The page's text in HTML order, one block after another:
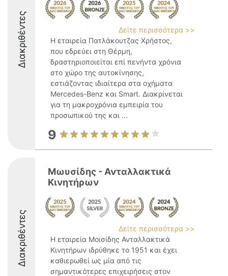
Διακριθέντες
Δείτε περισσότερα >>
Η εταιρεία Πατλάκουτζας Χρήστος,
που εδρεύει στη Θέρμη,
δραστηριοποιείται επί πενήντα χρόνια
στο χώρο της αυτοκίνησης,
εστιάζοντας ιδιαίτερα στα οχήματα
Mercedes-Benz και Smart. Διακρίνεται
για τη μακροχρόνια εμπειρία του
προσωπικού της και ...
9
Διακριθέντες
Μωυσίδης - Ανταλλακτικά
Κινητήρων
Δείτε περισσότερα >>
Η εταιρεία Μοισίδης Ανταλλακτικά
Κινητήρων ιδρύθηκε το 1951 και έχει
καθιερωθεί ως μία από τις
σημαντικότερες επιχειρήσεις στον